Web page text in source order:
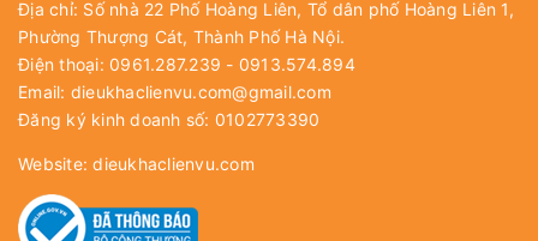
Địa chỉ: Số nhà 22 Phố Hoàng Liên, Tổ dân phố Hoàng Liên 1,
Phường Thượng Cát, Thành Phố Hà Nội.
Điện thoại: 0961.287.239 - 0913.574.894
Email: dieukhaclienvu.com@gmail.com
Đăng ký kinh doanh số: 0102773390
Website:dieukhaclienvu.com